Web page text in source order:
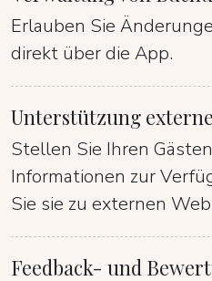
Erlauben Sie
direkt über die App.
Unterstützung
Stellen Sie Ihren
Informationen zur
Sie sie zu externen
Feedback- und